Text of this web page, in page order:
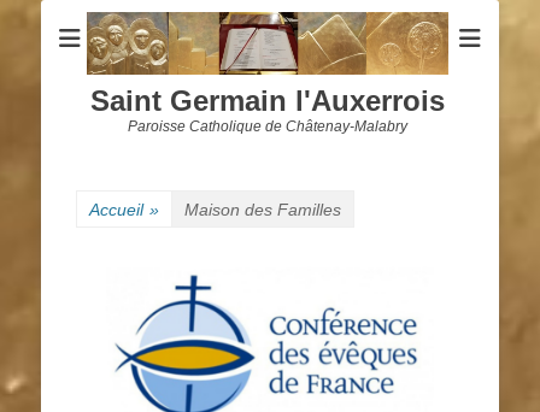
Saint Germain l'Auxerrois
Paroisse Catholique de Châtenay-Malabry
Accueil » Maison des Familles